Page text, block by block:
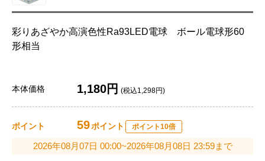
彩りあざやか高演色性Ra93LED電球 ボール電球形60
形相当
本体価格 1,180円 (税込1,298円)
ポイント 59ポイント ポイント10倍
2026年08月07日 00:00~2026年08月08日 23:59まで